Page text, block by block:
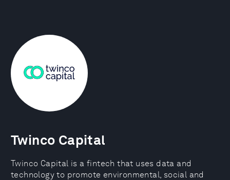
Twinco Capital
Twinco Capital is a fintech that uses data and
technology to promote environmental, social and